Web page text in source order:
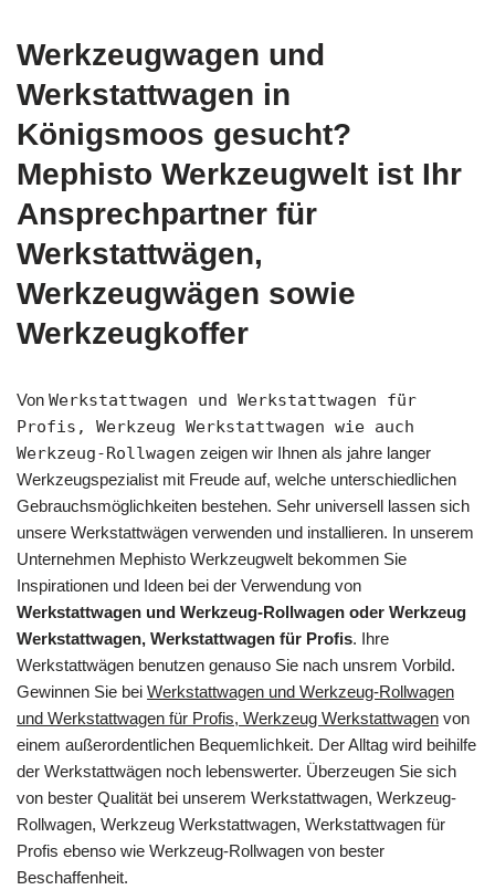
Werkzeugwagen und
Werkstattwagen in
Königsmoos gesucht?
Mephisto Werkzeugwelt ist Ihr
Ansprechpartner für
Werkstattwägen,
Werkzeugwägen sowie
Werkzeugkoffer
Von Werkstattwagen und Werkstattwagen für
Profis, Werkzeug Werkstattwagen wie auch
Werkzeug-Rollwagen zeigen wir Ihnen als jahre langer
Werkzeugspezialist mit Freude auf, welche unterschiedlichen
Gebrauchsmöglichkeiten bestehen. Sehr universell lassen sich
unsere Werkstattwägen verwenden und installieren. In unserem
Unternehmen Mephisto Werkzeugwelt bekommen Sie
Inspirationen und Ideen bei der Verwendung von
Werkstattwagen und Werkzeug-Rollwagen oder Werkzeug
Werkstattwagen, Werkstattwagen für Profis. Ihre
Werkstattwägen benutzen genauso Sie nach unsrem Vorbild.
Gewinnen Sie bei Werkstattwagen und Werkzeug-Rollwagen
und Werkstattwagen für Profis, Werkzeug Werkstattwagen von
einem außerordentlichen Bequemlichkeit. Der Alltag wird beihilfe
der Werkstattwägen noch lebenswerter. Überzeugen Sie sich
von bester Qualität bei unserem Werkstattwagen, Werkzeug-
Rollwagen, Werkzeug Werkstattwagen, Werkstattwagen für
Profis ebenso wie Werkzeug-Rollwagen von bester
Beschaffenheit.